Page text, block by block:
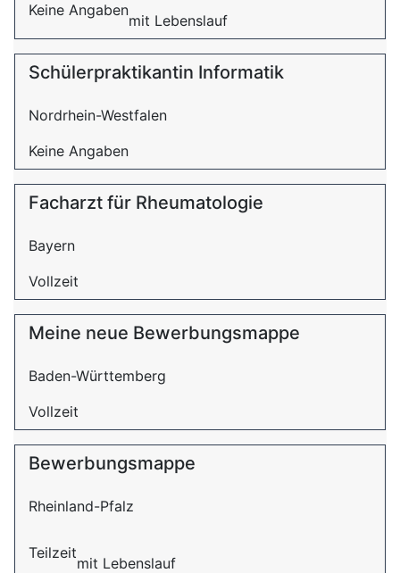
Keine Angaben
mit Lebenslauf
Schülerpraktikantin Informatik
Nordrhein-Westfalen
Keine Angaben
Facharzt für Rheumatologie
Bayern
Vollzeit
Meine neue Bewerbungsmappe
Baden-Württemberg
Vollzeit
Bewerbungsmappe
Rheinland-Pfalz
Teilzeit
mit Lebenslauf